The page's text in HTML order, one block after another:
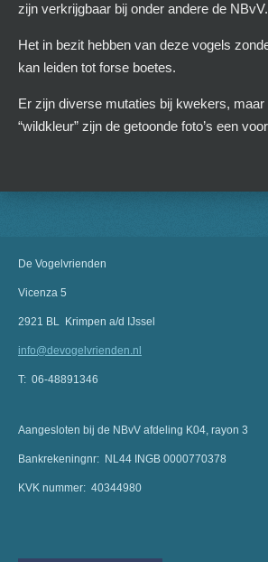
zijn verkrijgbaar bij onder andere de NBvV.
Het in bezit hebben van deze vogels
kan leiden tot forse boetes.
Er zijn diverse mutaties bij kwekers, maar
“wildkleur” zijn de getoonde foto’s een
De Vogelvrienden
Vicenza 5
2921 BL Krimpen a/d IJssel
info@devogelvrienden.nl
T: 06-48891346
Aangesloten bij de NBvV afdeling K04, rayon 3
Bankrekeningnr: NL44 INGB 0000770378
KVK nummer: 40344980